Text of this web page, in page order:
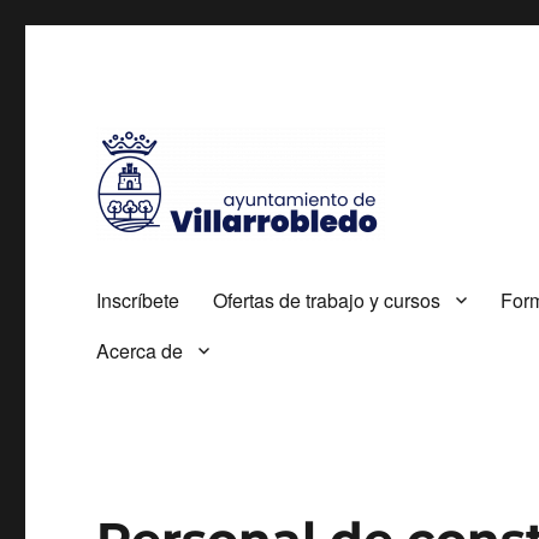
Inscríbete Ofertas de trabajo y cursos
Acerca de